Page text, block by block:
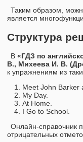
Таким образом,
является
Структура
В «ГДЗ по
В., Михеева И. В.
к упражнениям из
Meet John Barker
My Day.
At Home.
I Go to School.
Онлайн-справочник
отрицательных